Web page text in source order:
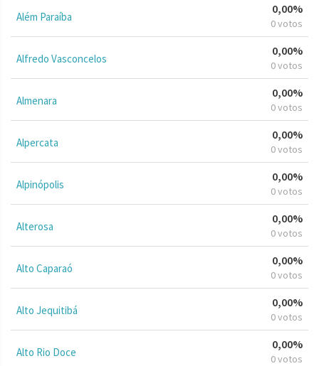
Além Paraíba
0,00%
0 votos
Alfredo Vasconcelos
0,00%
0 votos
Almenara
0,00%
0 votos
Alpercata
0,00%
0 votos
Alpinópolis
0,00%
0 votos
Alterosa
0,00%
0 votos
Alto Caparaó
0,00%
0 votos
Alto Jequitibá
0,00%
0 votos
Alto Rio Doce
0,00%
0 votos